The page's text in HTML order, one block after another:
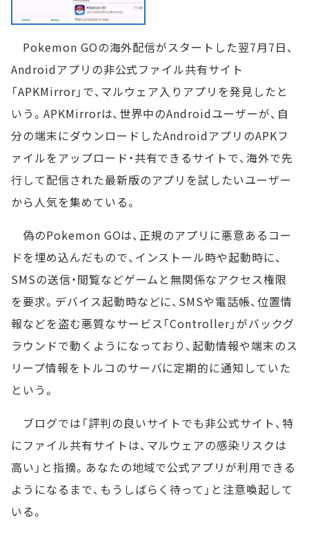
Pokemon GOの海外配信がスタートした翌7月7日、
Androidアプリの非公式ファイル共有サイト
「APKMirror」で、マルウェア入りアプリを発見したと
いう。APKMirrorは、世界中のAndroidユーザーが、自
分の端末にダウンロードしたAndroidアプリのAPKフ
ァイルをアップロード・共有できるサイトで、海外で先
行して配信された最新版のアプリを試したいユーザー
から人気を集めている。
偽のPokemon GOは、正規のアプリに悪意あるコー
ドを埋め込んだもので、インストール時や起動時に、
SMSの送信・閲覧などゲームと無関係なアクセス権限
を要求。デバイス起動時などに、SMSや電話帳、位置情
報などを盗む悪質なサービス「Controller」がバックグ
ラウンドで動くようになっており、起動情報や端末のス
リープ情報をトルコのサーバに定期的に通知していた
という。
ブログでは「評判の良いサイトでも非公式サイト、特
にファイル共有サイトは、マルウェアの感染リスクは
高い」と指摘。あなたの地域で公式アプリが利用できる
ようになるまで、もうしばらく待って」と注意喚起して
いる。